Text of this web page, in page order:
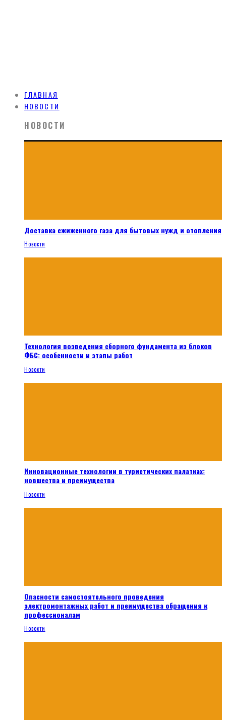
ГЛАВНАЯ
НОВОСТИ
НОВОСТИ
Доставка сжиженного газа для бытовых нужд и отопления
Новости
Технология возведения сборного фундамента из блоков
ФБС: особенности и этапы работ
Новости
Инновационные технологии в туристических палатках:
новшества и преимущества
Новости
Опасности самостоятельного проведения
электромонтажных работ и преимущества обращения к
профессионалам
Новости